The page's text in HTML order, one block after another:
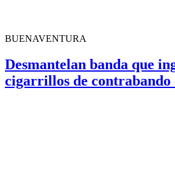
BUENAVENTURA
Desmantelan banda que
cigarrillos de contrabando